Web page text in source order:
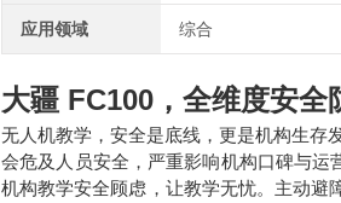
应用领域 综合
大疆 FC100，全维度安全
无人机教学，安全是底线，更是机构生存
会危及人员安全，严重影响机构口碑与运
机构教学安全顾虑，让教学无忧。主动避